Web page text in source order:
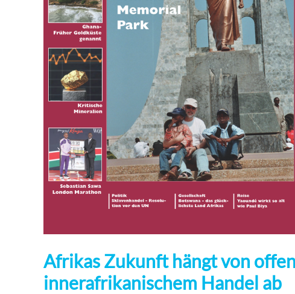
Afrikas Zukunft hängt von
innerafrikanischem Handel ab